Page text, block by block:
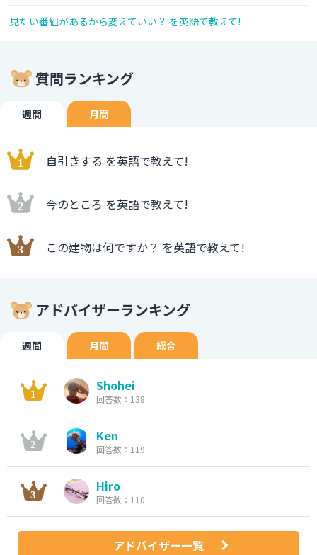
見たい番組があるから変えていい？ を英語で教えて!
質問ランキング
週間 月間
自引きする を英語で教えて!
今のところ を英語で教えて!
この建物は何ですか？ を英語で教えて!
アドバイザーランキング
週間 月間 総合
Shohei
回答数：138
Ken
回答数：119
Hiro
回答数：110
アドバイザー一覧